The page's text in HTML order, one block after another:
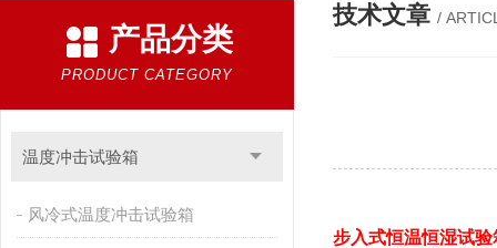
霉菌试验箱 应力筛选试验箱 IPX9K淋雨箱 温湿度检定箱
盐雾试验箱 老化试验箱
自然恒温对流试验箱 自动化产线高低温试验箱
新能源专用设备 PCT高压加速老化试验机
产品分类
PRODUCT CATEGORY
温度冲击试验箱
风冷式温度冲击试验箱
技术文章 /
步入式恒温恒湿试验